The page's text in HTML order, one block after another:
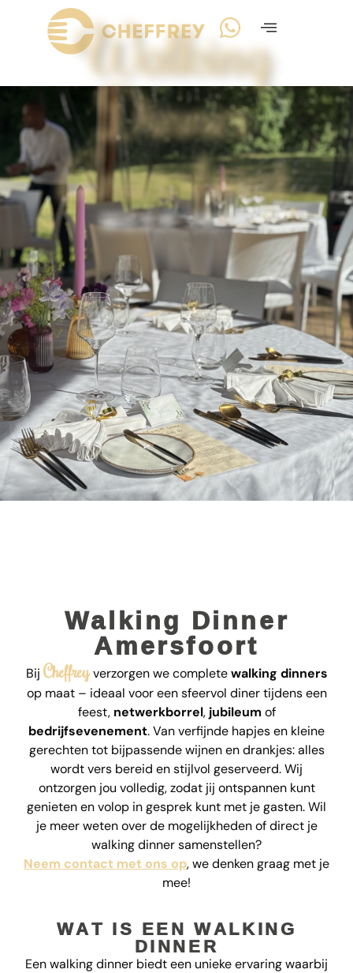
Walking
Dinner
Amersfoort
MEER INFO
Walking Dinner
Amersfoort
Bij Cheffreyverzorgen we completewalking dinners
op maat – ideaal voor een sfeervol diner tijdens een
feest, netwerkborrel, jubileumof
bedrijfsevenement. Van verfijnde hapjes en kleine
gerechten tot bijpassende wijnen en drankjes: alles
wordt vers bereid en stijlvol geserveerd. Wij
ontzorgen jou volledig, zodat jij ontspannen kunt
genieten en volop in gesprek kunt met je gasten. Wil
je meer weten over de mogelijkheden of direct je
walking dinner samenstellen?
Neem contact met ons op, we denken graag met je
mee!
WAT IS EEN WALKING
DINNER
Een walking dinner biedt een unieke ervaring waarbij